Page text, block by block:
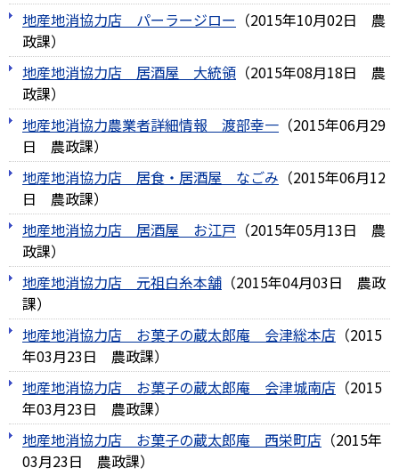
地産地消協力店 パーラージロー （2015年10月02日
農
政課）
地産地消協力店 居酒屋 大統領 （2015年08月18日
農
政課）
地産地消協力農業者詳細情報 渡部幸一 （2015年06月29
日
農政課）
地産地消協力店 居食・居酒屋 なごみ （2015年06月12
日
農政課）
地産地消協力店 居酒屋 お江戸 （2015年05月13日
農
政課）
地産地消協力店 元祖白糸本舗 （2015年04月03日
農政
課）
地産地消協力店 お菓子の蔵太郎庵 会津総本店 （2015
年03月23日
農政課）
地産地消協力店 お菓子の蔵太郎庵 会津城南店 （2015
年03月23日
農政課）
地産地消協力店 お菓子の蔵太郎庵 西栄町店 （2015年
03月23日
農政課）